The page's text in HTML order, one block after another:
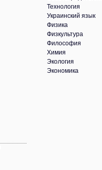
Технология
Украинский язык
Физика
Физкультура
Философия
Химия
Экология
Экономика